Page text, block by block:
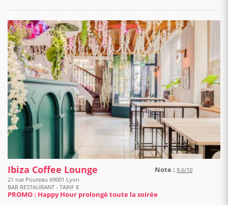
Ibiza Coffee Lounge Note : 9.6/10
21 rue Pouteau 69001 Lyon
BAR RESTAURANT - TARIF €
PROMO : Happy Hour prolongé toute la soirée